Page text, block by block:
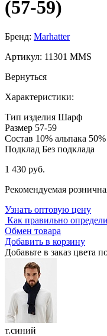
(57-59)
Бренд: Marhatter
Артикул: 11301 MMS
Вернуться
Характеристики:
Тип изделия Шарф
Размер 57-59
Состав 10% альпака
Подклад Без подклада
1 430 руб.
Рекомендуемая
Узнать оптовую цену
Как правильно
Обмен товара
Добавить в корзину
Добавьте в заказ цвета
т.синий